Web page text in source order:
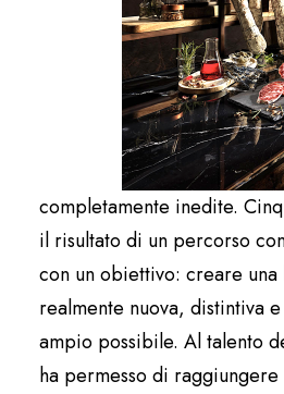
completamente inedite.
il risultato di un percorso
con un obiettivo: creare
realmente nuova, distintiva
ampio possibile. Al talento
ha permesso di